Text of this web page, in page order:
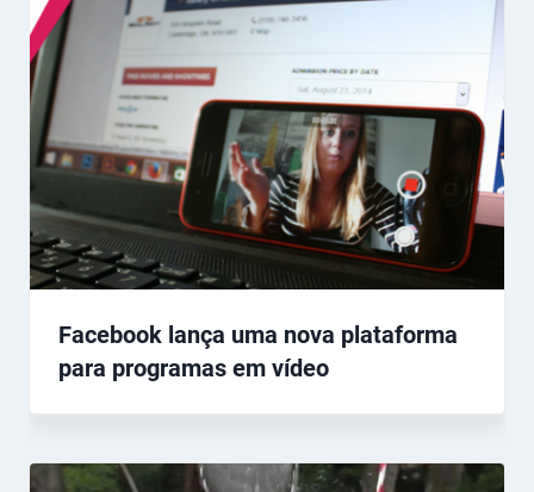
Facebook lança uma nova plataforma
para programas em vídeo